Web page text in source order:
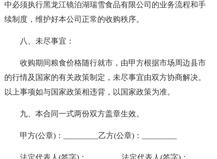
中必须执行黑龙江镜泊湖瑞雪食品有限公司的业务流程和手
续制度，维护好本公司正常的收购秩序。
八、未尽事宜：
收购期间粮食价格随行就市，由甲方根据市场周边县市
的行情及国家的有关政策制定，未尽事宜由双方协商解决。
以上事项如与国家政策相违背，以国家政策为准。
九、本合同一式两份双方盖章生效。
甲方(公章)：_________乙方(公章)：_________
法定代表人(签字)：_________法定代表人(签字)：